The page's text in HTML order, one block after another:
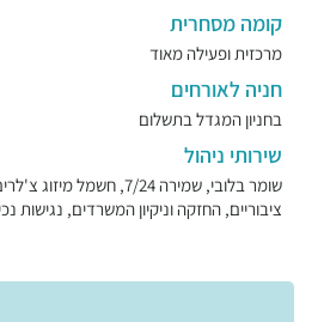
קומה מסחרית
מרכזית ופעילה מאוד
חניה לאורחים
בחניון המגדל בתשלום
שירותי ניהול
שומר בלובי, שמירה 7/24,
ציבוריים, החזקה וניקיון המשרדים, נגישות